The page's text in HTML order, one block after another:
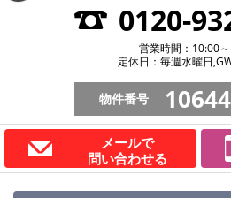
0120-
営業時間：10:00
定休日：毎週水曜日
物件番号
メールで
問い合わせる